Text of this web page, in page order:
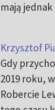
mają
Krzysztof
Gdy
2019 roku,
Robercie